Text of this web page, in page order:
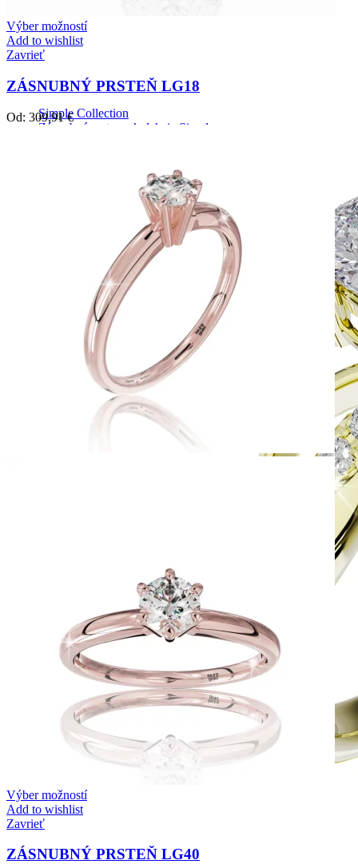
Simple Collection
Zásnubné prstne z kolekcie Simple.
Výber možností
Add to wishlist
Zavrieť
ZÁSNUBNÝ PRSTEŇ LG18
Od: 309,91€
Výber možností
Add to wishlist
Zavrieť
ZÁSNUBNÝ PRSTEŇ LG40